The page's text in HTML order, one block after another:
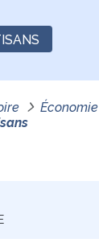
Économie